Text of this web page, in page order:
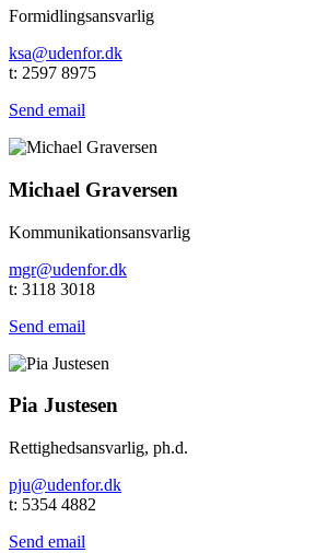
Formidlingsansvarlig
ksa@udenfor.dk
t: 2597 8975
Send email
Michael Graversen
Kommunikationsansvarlig
mgr@udenfor.dk
t: 3118 3018
Send email
Pia Justesen
Rettighedsansvarlig, ph.d.
pju@udenfor.dk
t: 5354 4882
Send email